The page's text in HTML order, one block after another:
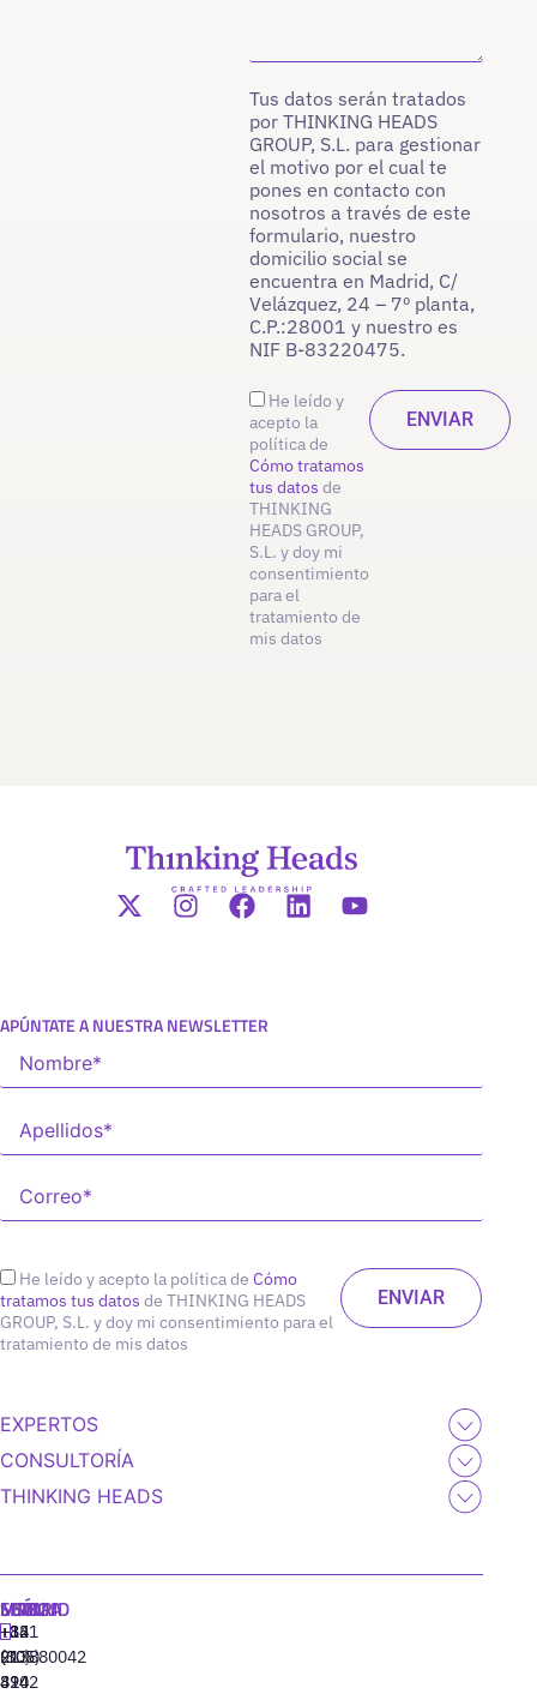
Tus datos serán tratados
por THINKING HEADS
GROUP, S.L. para gestionar
el motivo por el cual te
pones en contacto con
nosotros a través de este
formulario, nuestro
domicilio social se
encuentra en Madrid, C/
Velázquez, 24 – 7º planta,
C.P.:28001 y nuestro es
NIF B-83220475.
He leído y
acepto la
política de
Cómo tratamos
tus datos de
THINKING
HEADS GROUP,
S.L. y doy mi
consentimiento
para el
tratamiento de
mis datos
APÚNTATE A NUESTRA NEWSLETTER
He leído y acepto la política de Cómo
tratamos tus datos de THINKING HEADS
GROUP, S.L. y doy mi consentimiento para el
tratamiento de mis datos
EXPERTOS
CONSULTORÍA
THINKING HEADS
MADRID
+34
91
310
MIAMI
+1
(305)
424
SEÚL
+82
(10)
8942
LISBOA
‪+351
213880042